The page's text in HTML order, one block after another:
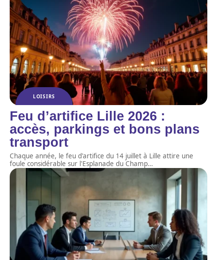
LOISIRS
Feu d’artifice Lille 2026 :
accès, parkings et bons plans
transport
Chaque année, le feu d'artifice du 14 juillet à Lille attire une
foule considérable sur l'Esplanade du Champ…